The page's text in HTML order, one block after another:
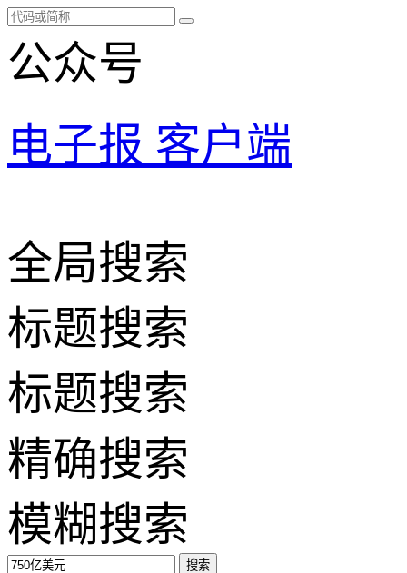
公众号
电子报 客户端
全局搜索
标题搜索
标题搜索
精确搜索
模糊搜索
搜索